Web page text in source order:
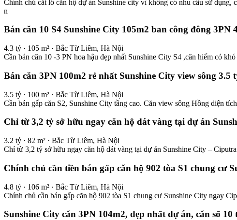
Chính chủ cắt lỗ căn hộ dự án Sunshine city vì không có nhu cầu sử
n
Bán căn 10 S4 Sunshine City 105m2 ban công đông
4.3 tỷ · 105 m² · Bắc Từ Liêm, Hà Nội
Cần bán căn 10 -3 PN hoa hậu đẹp nhất Sunshine City S4 ,căn hiếm có
Bán căn 3PN 100m2 rẻ nhất Sunshine City view sông
3.5 tỷ · 100 m² · Bắc Từ Liêm, Hà Nội
Cần bán gấp căn S2, Sunshine City tầng cao. Căn view sông Hồng diện
Chỉ từ 3,2 tỷ sở hữu ngay căn hộ dát vàng tại dự án
3.2 tỷ · 82 m² · Bắc Từ Liêm, Hà Nội
Chỉ từ 3,2 tỷ sở hữu ngay căn hộ dát vàng tại dự án Sunshine City –
Chính chủ cần tiền bán gấp căn hộ 902 tòa S1 chung cư
4.8 tỷ · 106 m² · Bắc Từ Liêm, Hà Nội
Chính chủ cần bán gấp căn hộ 902 tòa S1 chung cư Sunshine City ngay
Sunshine City căn 3PN 104m2, đẹp nhất dự án, căn số